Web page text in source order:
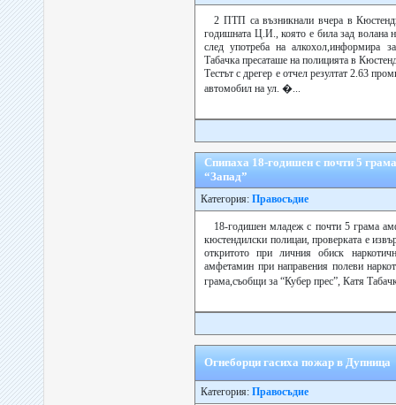
2 ПТП са възникнали вчера в
годишната Ц.И., която е била зад волана
след употреба на алкохол,информира
Табачка пресаташе на полицията в
Тестът с дрегер е отчел резултат 2.63
автомобил на ул. �...
Спипаха 18-годишен с почти 5
“Запад”
Категория: Правосъдие
18-годишен младеж с почти 5 грама
кюстендилски полицаи, проверката е
откритото при личния обиск
амфетамин при направения полеви
грама,съобщи за “Кубер прес”, Катя
Огнеборци гасиха пожар в Дупница
Категория: Правосъдие